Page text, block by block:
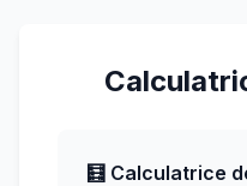
🧮 Calculatrice